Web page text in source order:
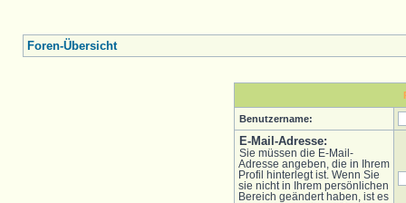
Foren-Übersicht
Benutzername:
E-Mail-Adresse:
Sie müssen die E-Mail-
Adresse angeben, die in Ihrem
Profil hinterlegt ist. Wenn Sie
sie nicht in Ihrem persönlichen
Bereich geändert haben, ist es